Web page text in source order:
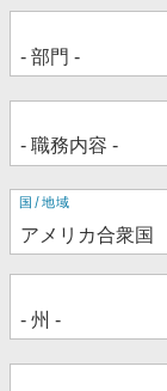
住
所
国/地域